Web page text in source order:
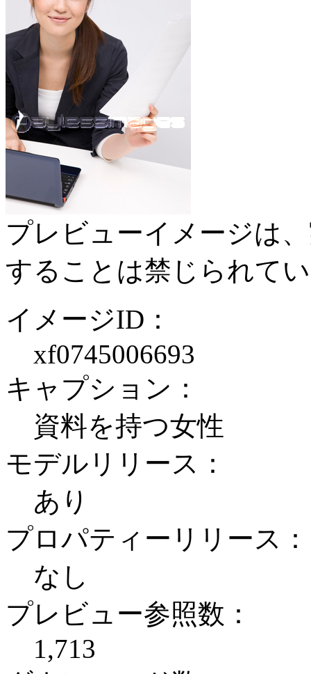
プレビューイメージは
することは禁じられて
イメージID：
xf0745006693
キャプション：
資料を持つ女性
モデルリリース：
あり
プロパティーリリース：
なし
プレビュー参照数：
1,713